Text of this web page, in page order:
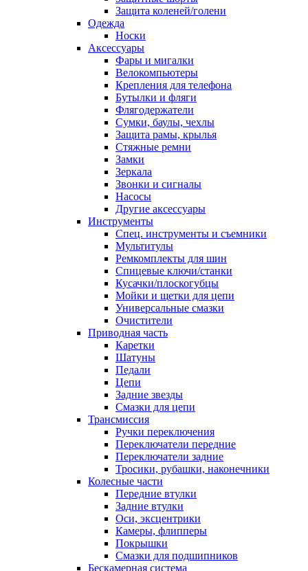
Защита коленей/голени
Одежда
Носки
Аксессуары
Фары и мигалки
Велокомпьютеры
Крепления для телефона
Бутылки и фляги
Флягодержатели
Сумки, баулы, чехлы
Защита рамы, крылья
Стяжные ремни
Замки
Зеркала
Звонки и сигналы
Насосы
Другие аксессуары
Инструменты
Спец. инструменты и съемники
Мультитулы
Ремкомплекты для шин
Спицевые ключи/станки
Кусачки/плоскогубцы
Мойки и щетки для цепи
Универсальные смазки
Очистители
Приводная часть
Каретки
Шатуны
Педали
Цепи
Задние звезды
Смазки для цепи
Трансмиссия
Ручки переключения
Переключатели передние
Переключатели задние
Тросики, рубашки, наконечники
Колесные части
Передние втулки
Задние втулки
Оси, эксцентрики
Камеры, флипперы
Покрышки
Смазки для подшипников
Бескамерная система